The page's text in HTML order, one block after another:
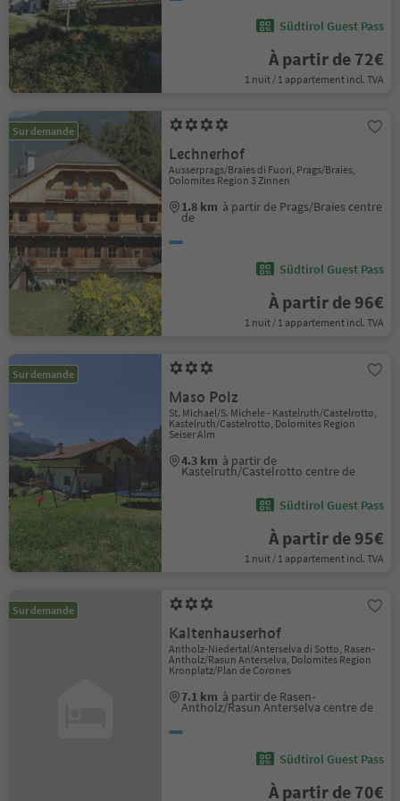
Südtirol Guest Pass
À partir de 72€
1 nuit / 1 appartement incl. TVA
Sur demande
Lechnerhof
Ausserprags/Braies di Fuori, Prags/Braies,
Dolomites Region 3 Zinnen
1.8 km à partir de Prags/Braies centre
de
Südtirol Guest Pass
À partir de 96€
1 nuit / 1 appartement incl. TVA
Sur demande
Maso Polz
St. Michael/S. Michele - Kastelruth/Castelrotto,
Kastelruth/Castelrotto, Dolomites Region
Seiser Alm
4.3 km à partir de
Kastelruth/Castelrotto centre de
Südtirol Guest Pass
À partir de 95€
1 nuit / 1 appartement incl. TVA
Sur demande
Kaltenhauserhof
Antholz-Niedertal/Anterselva di Sotto, Rasen-
Antholz/Rasun Anterselva, Dolomites Region
Kronplatz/Plan de Corones
7.1 km à partir de Rasen-
Antholz/Rasun Anterselva centre de
Südtirol Guest Pass
À partir de 70€